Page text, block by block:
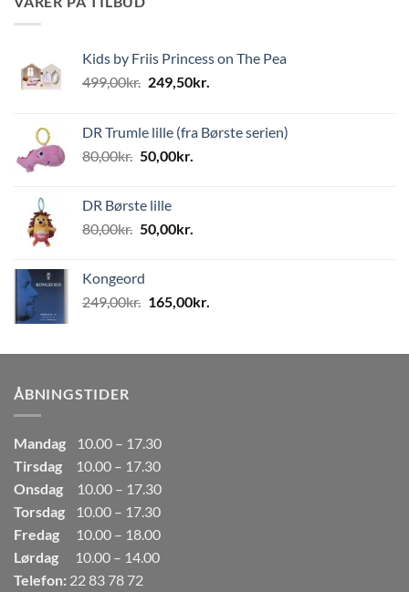
Kids by Friis Princess on The Pea
499,00kr. Den
var:
499,00kr..
249,50kr.
er:
DR Trumle lille (fra Børste serien)
80,00kr. Den
var:
80,00kr..
50,00kr.
50,00kr..
DR Børste lille
80,00kr. Den
var:
80,00kr..
50,00kr.
50,00kr..
Kongeord
249,00kr. Den
var:
165,00kr.
er:
ÅBNINGSTIDER
Mandag
10.00 – 17.30
Tirsdag
10.00 – 17.30
Onsdag
10.00 – 17.30
Torsdag
10.00 – 17.30
Fredag
10.00 – 18.00
Lørdag
10.00 – 14.00
Telefon: 22 83 78 72